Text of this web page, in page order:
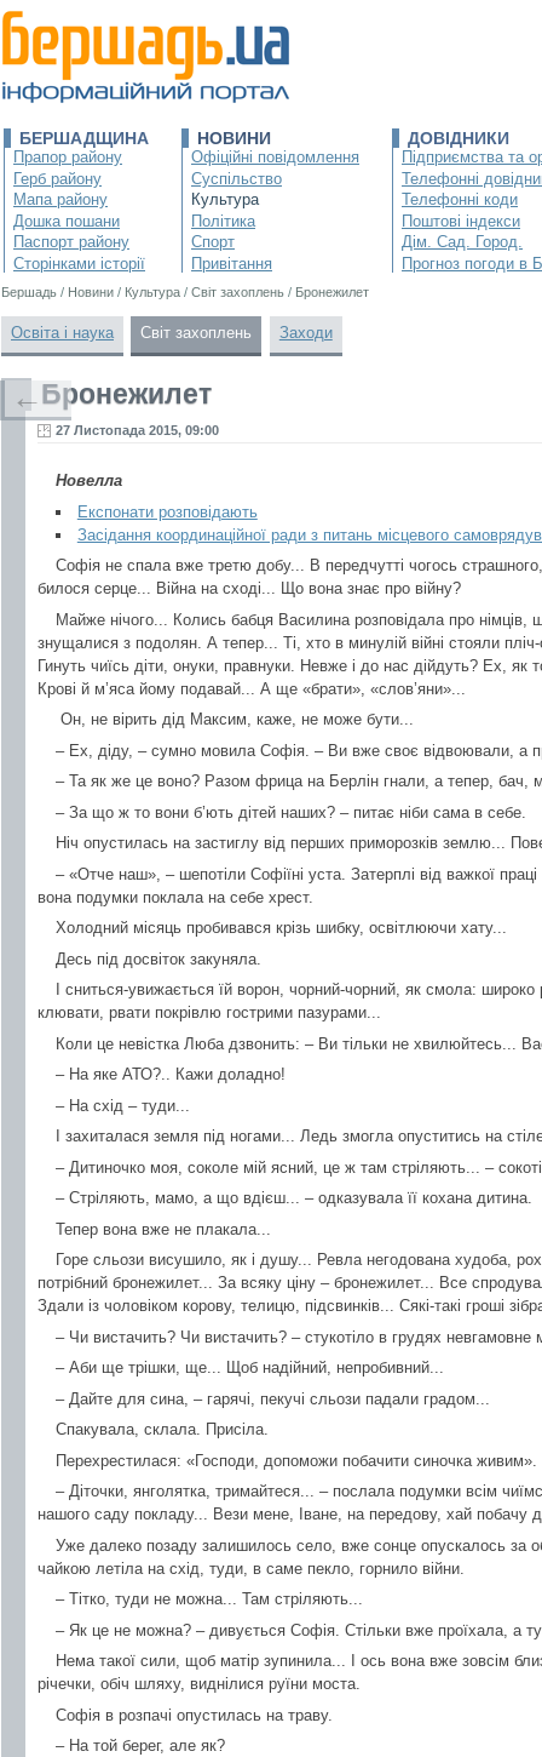
БЕРШАДЩИНА
Прапор району
Герб району
Мапа району
Дошка пошани
Паспорт району
Сторінками історії
НОВИНИ
Офіційні повідомлення
Суспільство
Культура
Політика
Спорт
Привітання
ДОВІДНИКИ
Підприємства та
Телефонні
Телефонні коди
Поштові індекси
Дім. Сад. Город.
Прогноз погоди в
Бершадь / Новини / Культура / Світ захоплень / Бронежилет
Освіта і наука Світ захоплень Заходи
Бронежилет
27 Листопада 2015, 09:00
Новелла
Експонати розповідають
Засідання координаційної ради з питань місцевого
Софія не спала вже третю добу... В передчутті чогось
билося серце... Війна на сході... Що вона знає про війну?
Майже нічого... Колись бабця Василина розповідала про німців,
знущалися з подолян. А тепер... Ті, хто в минулій війні стояли пліч-
Гинуть чиїсь діти, онуки, правнуки. Невже і до нас дійдуть? Ех,
Крові й м’яса йому подавай... А ще «брати», «слов’яни»...
Он, не вірить дід Максим, каже, не може бути...
– Ех, діду, – сумно мовила Софія. – Ви вже своє відвоювали, а
– Та як же це воно? Разом фрица на Берлін гнали, а тепер, бач,
– За що ж то вони б’ють дітей наших? – питає ніби сама в себе.
Ніч опустилась на застиглу від перших приморозків землю...
– «Отче наш», – шепотіли Софіїні уста. Затерплі від важкої
вона подумки поклала на себе хрест.
Холодний місяць пробивався крізь шибку, освітлюючи хату...
Десь під досвіток закуняла.
І сниться-увижається їй ворон, чорний-чорний, як смола:
клювати, рвати покрівлю гострими пазурами...
Коли це невістка Люба дзвонить: – Ви тільки не хвилюйтесь...
– На яке АТО?.. Кажи доладно!
– На схід – туди...
І захиталася земля під ногами... Ледь змогла опуститись на
– Дитиночко моя, соколе мій ясний, це ж там стріляють... –
– Стріляють, мамо, а що вдієш... – одказувала її кохана дитина.
Тепер вона вже не плакала...
Горе сльози висушило, як і душу... Ревла негодована худоба,
потрібний бронежилет... За всяку ціну – бронежилет... Все
Здали із чоловіком корову, телицю, підсвинків... Сякі-такі гроші
– Чи вистачить? Чи вистачить? – стукотіло в грудях невгамовне
– Аби ще трішки, ще... Щоб надійний, непробивний...
– Дайте для сина, – гарячі, пекучі сльози падали градом...
Спакувала, склала. Присіла.
Перехрестилася: «Господи, допоможи побачити синочка живим».
– Діточки, янголятка, тримайтеся... – послала подумки всім
нашого саду покладу... Вези мене, Іване, на передову, хай побачу
Уже далеко позаду залишилось село, вже сонце опускалось за
чайкою летіла на схід, туди, в саме пекло, горнило війни.
– Тітко, туди не можна... Там стріляють...
– Як це не можна? – дивується Софія. Стільки вже проїхала, а
Нема такої сили, щоб матір зупинила... І ось вона вже зовсім
річечки, обіч шляху, виднілися руїни моста.
Софія в розпачі опустилась на траву.
– На той берег, але як?
←